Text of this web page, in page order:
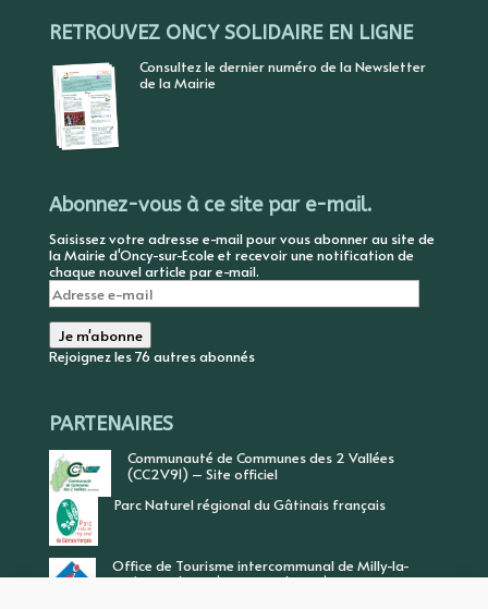
RETROUVEZ ONCY SOLIDAIRE EN LIGNE
Consultez le dernier numéro de la Newsletter
de la Mairie
Abonnez-vous à ce site par e-mail.
Saisissez votre adresse e-mail pour vous abonner au site de
la Mairie d'Oncy-sur-Ecole et recevoir une notification de
chaque nouvel article par e-mail.
Adresse
e-
mail
Je m'abonne
Rejoignez les 76 autres abonnés
PARTENAIRES
Communauté de Communes des 2 Vallées
(CC2V91) – Site officiel
Parc Naturel régional du Gâtinais français
Office de Tourisme intercommunal de Milly-la-
Forêt, Vallée de l’Ecole, Vallée de l’Essonne